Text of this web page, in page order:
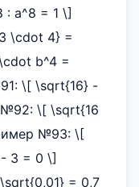
a^8 = 1 \]
\cdot 4} =
b^4 =
\[ \sqrt{16} -
\[ \sqrt{16
№93: \[
3 = 0 \]
= 0,7